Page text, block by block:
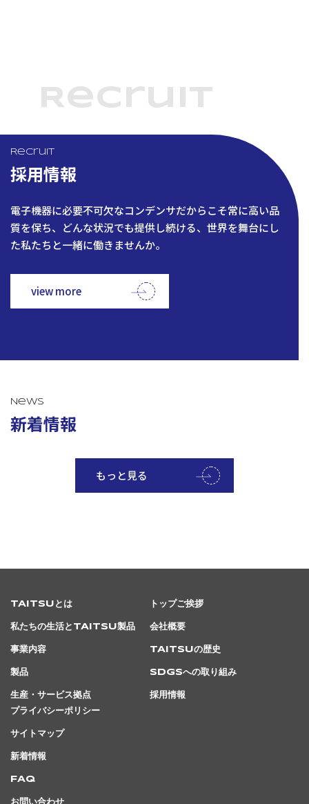
Recruit
Recruit
採用情報
電子機器に必要不可欠なコンデンサだからこそ常に高い品
質を保ち、どんな状況でも提供し続ける、世界を舞台にし
た私たちと一緒に働きませんか。
view more
News
新着情報
もっと見る
TAITSUとは
私たちの生活とTAITSU製品
事業内容
製品
生産・サービス拠点
トップご挨拶
会社概要
TAITSUの歴史
SDGsへの取り組み
採用情報
プライバシーポリシー
サイトマップ
新着情報
FAQ
お問い合わせ